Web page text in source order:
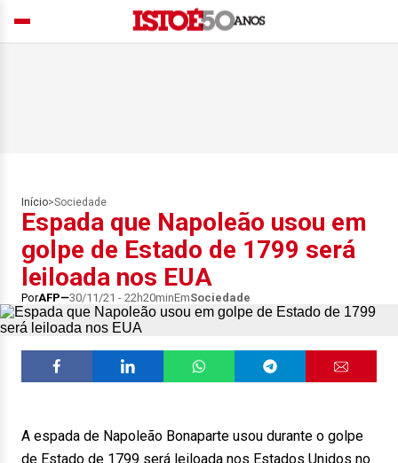
Início>Sociedade
Espada que Napoleão usou em
golpe de Estado de 1799 será
leiloada nos EUA
PorAFP 30/11/21 - 22h20minEmSociedade
A espada de Napoleão Bonaparte usou durante o golpe
de Estado de 1799 será leiloada nos Estados Unidos no